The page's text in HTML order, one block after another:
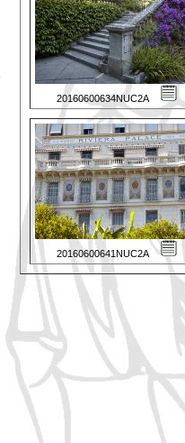
20160600634NUC2A
20160600641NUC2A